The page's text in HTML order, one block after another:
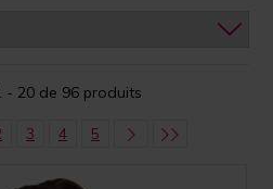
- 20 de 96 produits
3 4 5